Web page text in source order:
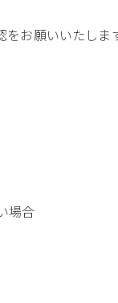
お願いいたしま
場合